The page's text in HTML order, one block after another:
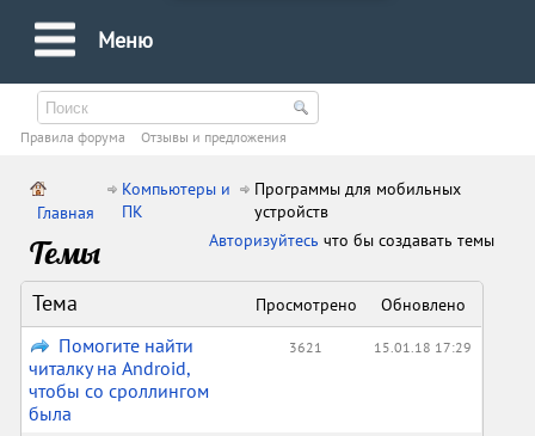
Меню
Правила форума Oтзывы и предложения
Главная
Компьютеры и
ПК
Программы для мобильных
устройств
Авторизуйтесь что бы создавать темы
Темы
Тема Просмотрено Обновлено
Помогите найти
читалку на Android,
чтобы со сроллингом
была
3621 15.01.18 17:29